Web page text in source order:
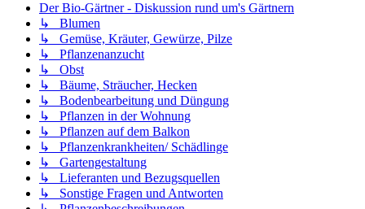
Der Bio-Gärtner - Diskussion rund um's Gärtnern
↳ Blumen
↳ Gemüse, Kräuter, Gewürze, Pilze
↳ Pflanzenanzucht
↳ Obst
↳ Bäume, Sträucher, Hecken
↳ Bodenbearbeitung und Düngung
↳ Pflanzen in der Wohnung
↳ Pflanzen auf dem Balkon
↳ Pflanzenkrankheiten/ Schädlinge
↳ Gartengestaltung
↳ Lieferanten und Bezugsquellen
↳ Sonstige Fragen und Antworten